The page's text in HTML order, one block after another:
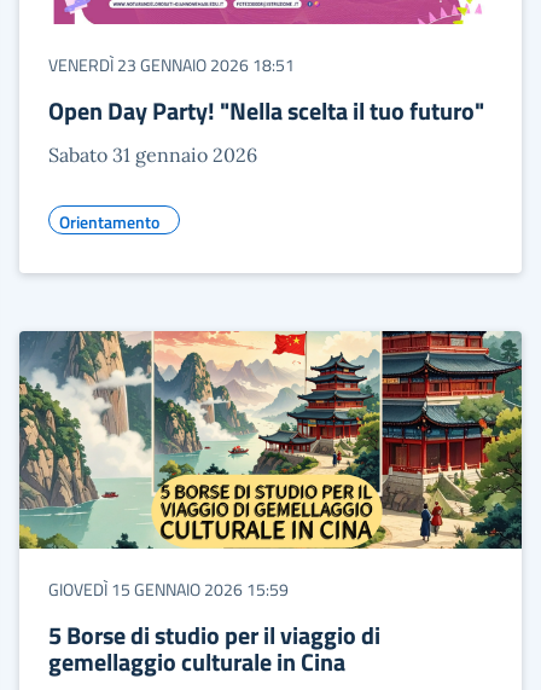
VENERDÌ 23 GENNAIO 2026 18:51
Open Day Party! "Nella scelta il tuo futuro"
Sabato 31 gennaio 2026
Orientamento
GIOVEDÌ 15 GENNAIO 2026 15:59
5 Borse di studio per il viaggio di
gemellaggio culturale in Cina